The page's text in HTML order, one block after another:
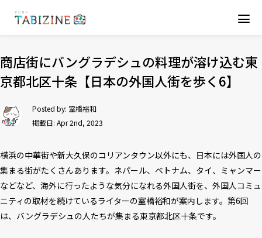
商店街にバングラデシュの料理が溶け込む東
京都北区十条【日本の外国人街を歩く6】
Posted by: 室橋裕和
掲載日: Apr 2nd, 2023
横浜の中華街や新大久保のコリアンタウン以外にも、日本には外国人の
集まる街がたくさんあります。ネパール、ベトナム、タイ、ミャンマー
などなど、海外に行ったような気分になれる外国人街を、外国人コミュ
ニティの取材を続けているライターの室橋裕和が案内します。第6回
は、バングラデシュの人たちが集まる東京都北区十条です。